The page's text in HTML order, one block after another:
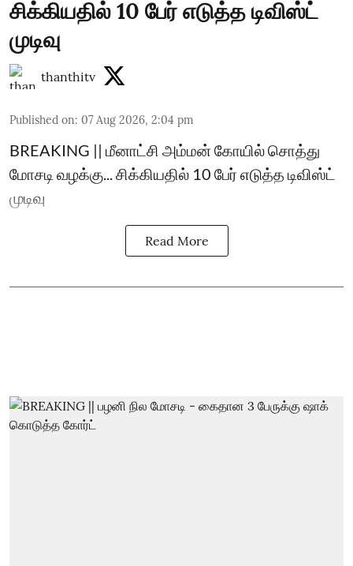
சிக்கியதில் 10 பேர் எடுத்த டிவிஸ்ட்
முடிவு
thanthitv
Published on: 07 Aug 2026, 2:04 pm
BREAKING || மீனாட்சி அம்மன் கோயில் சொத்து
மோசடி வழக்கு... சிக்கியதில் 10 பேர் எடுத்த டிவிஸ்ட்
முடிவு
Read More